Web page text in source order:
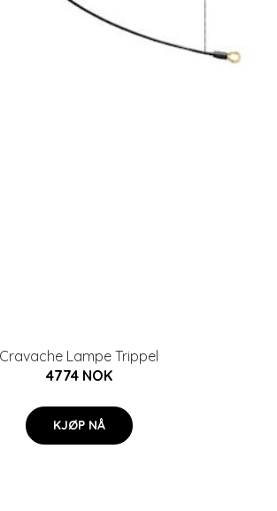
Cravache Lampe Trippel
4774 NOK
KJØP NÅ